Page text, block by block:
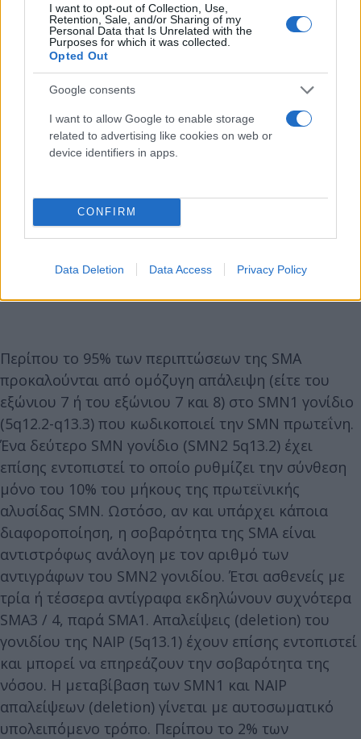
I want to opt-out of Collection, Use,
Retention, Sale, and/or Sharing of my
Personal Data that Is Unrelated with the
Purposes for which it was collected.
Opted Out
Google consents
I want to allow Google to enable storage
related to advertising like cookies on web or
device identifiers in apps.
CONFIRM
Data Deletion Data Access Privacy Policy
Περίπου το 95% των περιπτώσεων της SMA
προκαλούνται από ομόζυγη απάλειψη (είτε του
εξώνιου 7 ή του εξώνιου 7 και 8) στο SMN1 γονίδιο
(5q12.2-q13.3) που κωδικοποιεί την SMN πρωτεΐνη.
Ένα δεύτερο SMN γονίδιο (SMN2 5q13.2) έχει
επίσης εντοπιστεί το οποίο ρυθμίζει την σύνθεση
μόνο του 10% του μήκους της πρωτεϊνικής
αλυσίδας SMN. Ωστόσο, αν και υπάρχει κάποια
διαφοροποίηση, η σοβαρότητα της SMA είναι
αντιστρόφως ανάλογη με τον αριθμό των
αντιγράφων του SMN2 γονιδίου. Έτσι ασθενείς με
τρία ή τέσσερα αντίγραφα εκδηλώνουν συχνότερα
SMA3 / 4, παρά SMA1. Απαλείψεις (deletion) του
γονιδίου της NAIP (5q13.1) έχουν επίσης εντοπιστεί
και μπορεί να επηρεάζουν την σοβαρότητα της
νόσου. Η μεταβίβαση των SMN1 και NAIP
απαλείψεων (deletion) γίνεται με αυτοσωματικό
υπολειπόμενο τρόπο. Περίπου το 2% των